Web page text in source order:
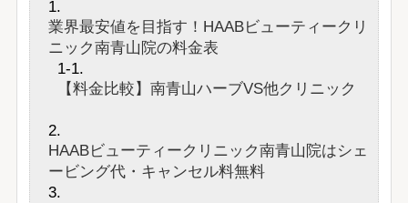
業界最安値を目指す！HAABビューティークリ
ニック南青山院の料金表
【料金比較】南青山ハーブVS他クリニック
HAABビューティークリニック南青山院はシェ
ービング代・キャンセル料無料